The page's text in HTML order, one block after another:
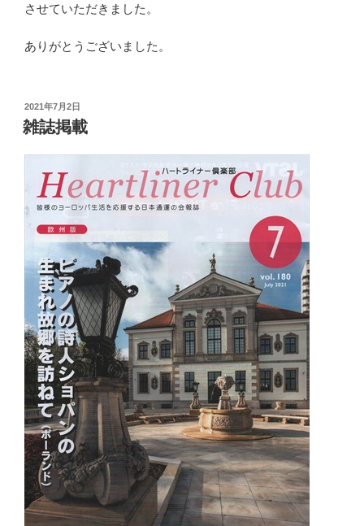
させていただきました。
ありがとうございました。
投
稿
日:
2021年7月2日
雑誌掲載